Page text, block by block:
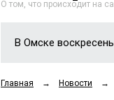
О том, что происходит на
В Омске
Главная → Новости →